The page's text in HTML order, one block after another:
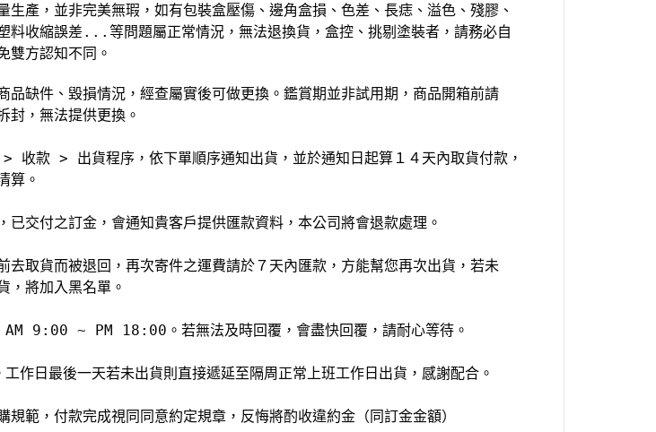
產，並非完美無瑕，如有包裝盒壓傷、邊角盒損、色差、長痣、溢色、殘膠、
收縮誤差...等問題屬正常情況，無法退換貨，盒控、挑剔塗裝者，請務必自
雙方認知不同。
缺件、毀損情況，經查屬實後可做更換。鑑賞期並非試用期，商品開箱前請
，無法提供更換。
款 > 出貨程序，依下單順序通知出貨，並於通知日起算１４天內取貨付款，
算。
交付之訂金，會通知貴客戶提供匯款資料，本公司將會退款處理。
取貨而被退回，再次寄件之運費請於７天內匯款，方能幫您再次出貨，若未
將加入黑名單。
9:00 ~ PM 18:00。若無法及時回覆，會盡快回覆，請耐心等待。
作日最後一天若未出貨則直接遞延至隔周正常上班工作日出貨，感謝配合。
範，付款完成視同同意約定規章，反悔將酌收違約金（同訂金金額）